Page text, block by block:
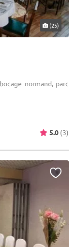
(25)
normand, parc
5.0 (3)